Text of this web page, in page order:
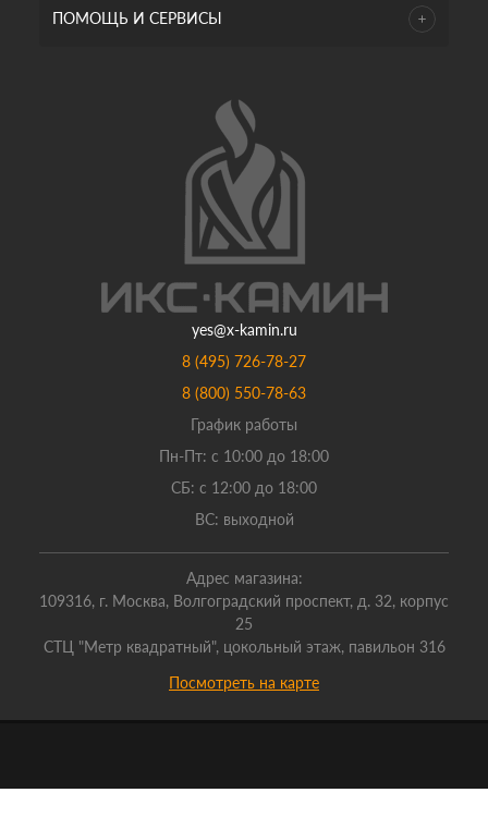
ПОМОЩЬ И СЕРВИСЫ
yes@x-kamin.ru
8 (495) 726-78-27
8 (800) 550-78-63
График работы
Пн-Пт: с 10:00 до 18:00
СБ: с 12:00 до 18:00
ВС: выходной
Адрес магазина:
109316, г. Москва, Волгоградский проспект, д. 32, корпус
25
СТЦ "Метр квадратный", цокольный этаж, павильон 316
Посмотреть на карте